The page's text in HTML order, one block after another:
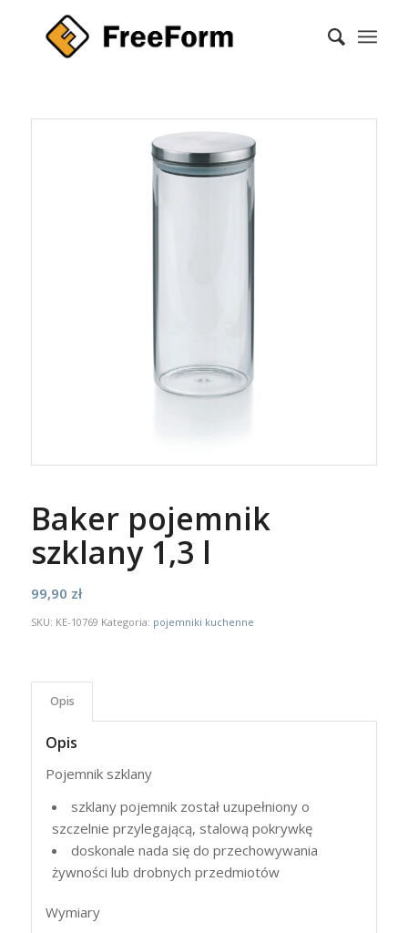
Baker pojemnik
szklany 1,3 l
99,90 zł
SKU: KE-10769 Kategoria: pojemniki kuchenne
Opis
Opis
Pojemnik szklany
szklany pojemnik został uzupełniony o
szczelnie przylegającą, stalową pokrywkę
doskonale nada się do przechowywania
żywności lub drobnych przedmiotów
Wymiary